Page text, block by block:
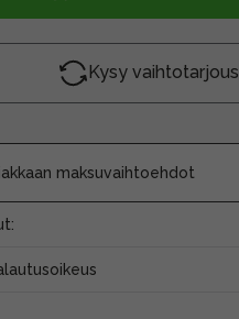
Kysy vaihtotarjous
maksuvaihtoehdot